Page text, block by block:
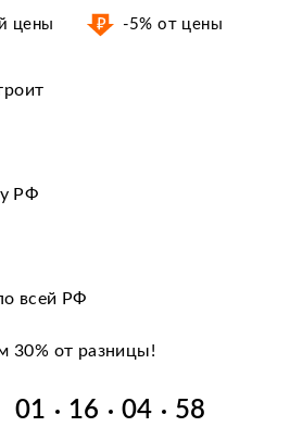
цены -5% от цены
РФ
всей РФ
30% от разницы!
01 16 04 57